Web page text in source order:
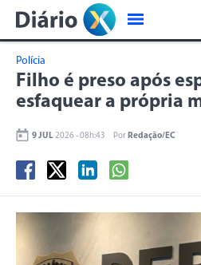
Polícia
Filho é preso após
esfaquear a própria
9 JUL2026 - 08h:43 Por Redação/EC